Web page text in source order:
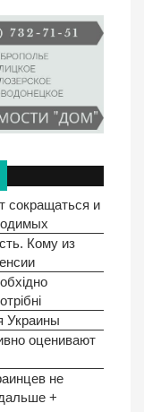
сокращаться и
Кому из
Украины
оценивают
не
+